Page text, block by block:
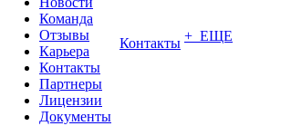
Команда
Отзывы
Карьера
Контакты
Партнеры
Лицензии
Документы
Контакты + ЕЩЕ